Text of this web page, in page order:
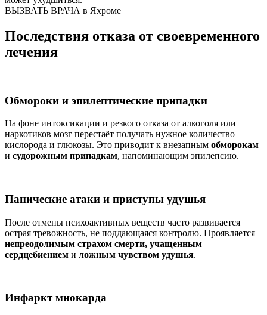
ВЫЗВАТЬ ВРАЧА в Яхроме
Последствия отказа от своевременного
лечения
Обмороки и эпилептические припадки
На фоне интоксикации и резкого отказа от алкоголя или
наркотиков мозг перестаёт получать нужное количество
кислорода и глюкозы. Это приводит к внезапным обморокам
и судорожным припадкам, напоминающим эпилепсию.
Панические атаки и приступы удушья
После отмены психоактивных веществ часто развивается
острая тревожность, не поддающаяся контролю. Проявляется
непреодолимым страхом смерти, учащенным
сердцебиением и ложным чувством удушья.
Инфаркт миокарда